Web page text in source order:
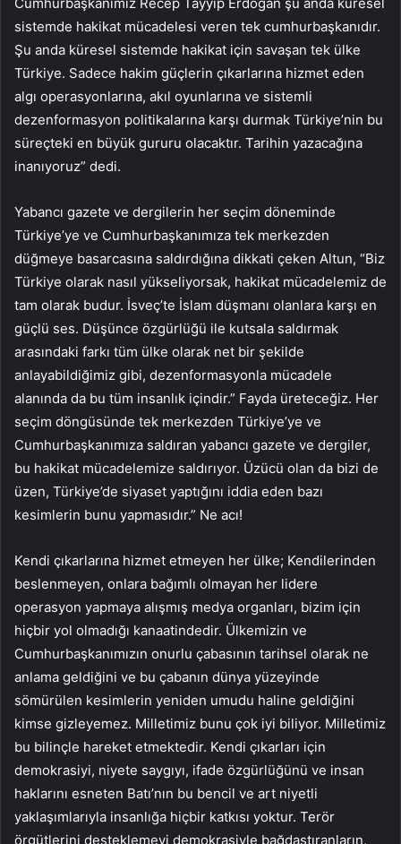
sistemde hakikat mücadelesi veren tek cumhurbaşkanıdır.
Şu anda küresel sistemde hakikat için savaşan tek ülke
Türkiye. Sadece hakim güçlerin çıkarlarına hizmet eden
algı operasyonlarına, akıl oyunlarına ve sistemli
dezenformasyon politikalarına karşı durmak Türkiye’nin bu
süreçteki en büyük gururu olacaktır. Tarihin yazacağına
inanıyoruz” dedi.
Yabancı gazete ve dergilerin her seçim döneminde
Türkiye’ye ve Cumhurbaşkanımıza tek merkezden
düğmeye basarcasına saldırdığına dikkati çeken Altun, “Biz
Türkiye olarak nasıl yükseliyorsak, hakikat mücadelemiz de
tam olarak budur. İsveç’te İslam düşmanı olanlara karşı en
güçlü ses. Düşünce özgürlüğü ile kutsala saldırmak
arasındaki farkı tüm ülke olarak net bir şekilde
anlayabildiğimiz gibi, dezenformasyonla mücadele
alanında da bu tüm insanlık içindir.” Fayda üreteceğiz. Her
seçim döngüsünde tek merkezden Türkiye’ye ve
Cumhurbaşkanımıza saldıran yabancı gazete ve dergiler,
bu hakikat mücadelemize saldırıyor. Üzücü olan da bizi de
üzen, Türkiye’de siyaset yaptığını iddia eden bazı
kesimlerin bunu yapmasıdır.” Ne acı!
Kendi çıkarlarına hizmet etmeyen her ülke; Kendilerinden
beslenmeyen, onlara bağımlı olmayan her lidere
operasyon yapmaya alışmış medya organları, bizim için
hiçbir yol olmadığı kanaatindedir. Ülkemizin ve
Cumhurbaşkanımızın onurlu çabasının tarihsel olarak ne
anlama geldiğini ve bu çabanın dünya yüzeyinde
sömürülen kesimlerin yeniden umudu haline geldiğini
kimse gizleyemez. Milletimiz bunu çok iyi biliyor. Milletimiz
bu bilinçle hareket etmektedir. Kendi çıkarları için
demokrasiyi, niyete saygıyı, ifade özgürlüğünü ve insan
haklarını esneten Batı’nın bu bencil ve art niyetli
yaklaşımlarıyla insanlığa hiçbir katkısı yoktur. Terör
örgütlerini desteklemeyi demokrasiyle bağdaştıranların,